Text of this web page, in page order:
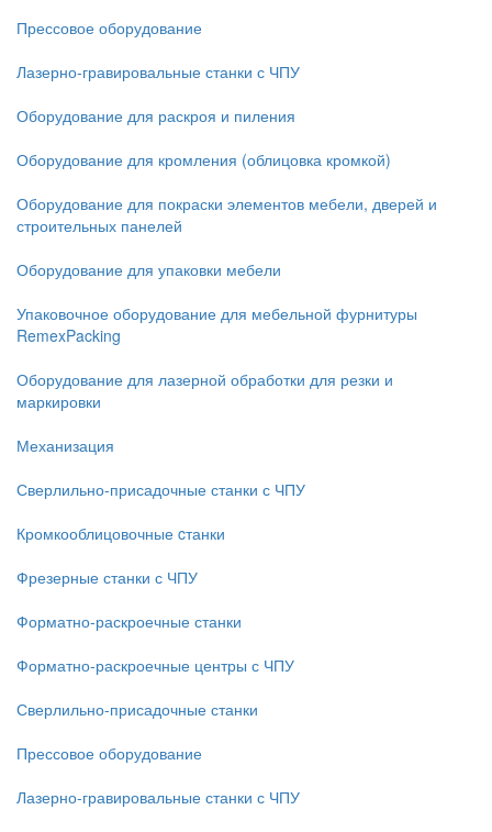
Прессовое оборудование
Лазерно-гравировальные станки с ЧПУ
Оборудование для раскроя и пиления
Оборудование для кромления (облицовка кромкой)
Оборудование для покраски элементов мебели, дверей и
строительных панелей
Оборудование для упаковки мебели
Упаковочное оборудование для мебельной фурнитуры
RemexPacking
Оборудование для лазерной обработки для резки и
маркировки
Механизация
Сверлильно-присадочные станки с ЧПУ
Кромкооблицовочные cтанки
Фрезерные станки с ЧПУ
Форматно-раскроечные станки
Форматно-раскроечные центры с ЧПУ
Сверлильно-присадочные станки
Прессовое оборудование
Лазерно-гравировальные станки с ЧПУ